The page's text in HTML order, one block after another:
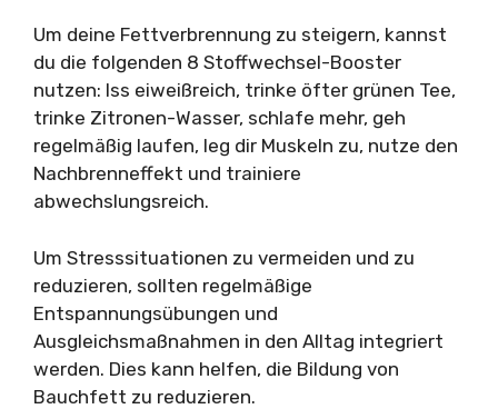
Um deine Fettverbrennung zu steigern, kannst
du die folgenden 8 Stoffwechsel-Booster
nutzen: Iss eiweißreich, trinke öfter grünen Tee,
trinke Zitronen-Wasser, schlafe mehr, geh
regelmäßig laufen, leg dir Muskeln zu, nutze den
Nachbrenneffekt und trainiere
abwechslungsreich.
Um Stresssituationen zu vermeiden und zu
reduzieren, sollten regelmäßige
Entspannungsübungen und
Ausgleichsmaßnahmen in den Alltag integriert
werden. Dies kann helfen, die Bildung von
Bauchfett zu reduzieren.